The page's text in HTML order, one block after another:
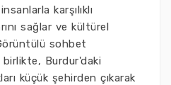
karşılıklı
sağlar ve kültürel
sohbet
birlikte, Burdur'daki
küçük şehirden çıkarak